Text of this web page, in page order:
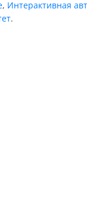
, Интерактивная
.